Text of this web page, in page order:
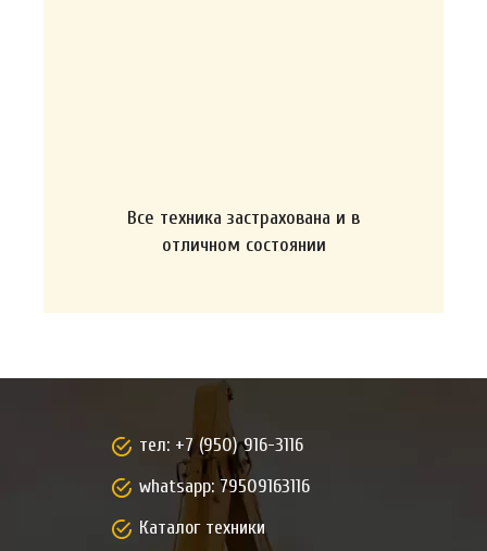
Все техника застрахована и в
отличном состоянии
тел: +7 (950) 916-3116
whatsapp:79509163116
Каталог техники